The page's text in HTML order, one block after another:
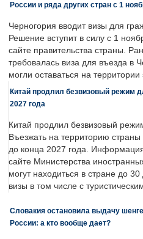
России и ряда других стран с 1
Черногория вводит визы для
Решение вступит в силу с 1
сайте правительства страны.
требовалась виза для въезда в
могли оставаться на
Китай продлил безвизовый режим
2027 года
Китай продлил безвизовый
Въезжать на территорию страны
до конца 2027 года.
сайте Министерства
могут находиться в стране до
визы в том числе с
Словакия остановила выдачу
России: а кто вообще дает?